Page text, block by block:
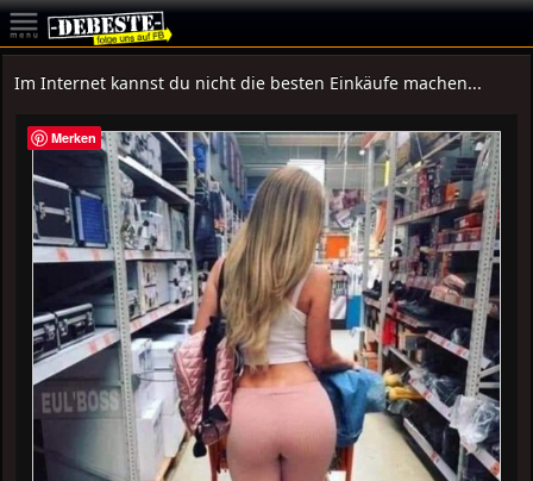
Im Internet kannst du nicht die besten Einkäufe machen...
Merken